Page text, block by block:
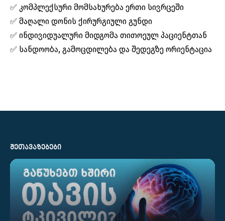
✅ კომპლექსური მომსახურება ერთი სივრცეში
✅ მაღალი დონის ქირურგიული გუნდი
✅ ინდივიდუალური მიდგომა თითოეულ პაციენტთან
✅ სანდოობა, გამოცდილება და შედეგზე ორიენტაცია
ᲨᲔᲗᲐᲕᲐᲖᲔᲑᲔᲑᲘ